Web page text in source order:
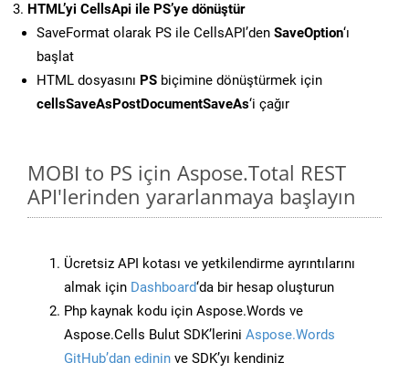
HTML’yi CellsApi ile PS’ye dönüştür
SaveFormat olarak PS ile CellsAPI’den SaveOption‘ı
başlat
HTML dosyasını PS biçimine dönüştürmek için
cellsSaveAsPostDocumentSaveAs‘i çağır
MOBI to PS için Aspose.Total REST
API'lerinden yararlanmaya başlayın
Ücretsiz API kotası ve yetkilendirme ayrıntılarını
almak için Dashboard‘da bir hesap oluşturun
Php kaynak kodu için Aspose.Words ve
Aspose.Cells Bulut SDK’lerini Aspose.Words
GitHub’dan edinin ve SDK’yı kendiniz